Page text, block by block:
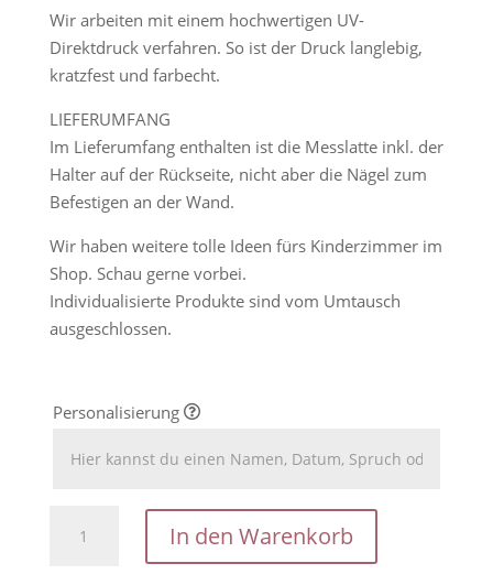
Wir arbeiten mit einem hochwertigen UV-
Direktdruck verfahren. So ist der Druck langlebig,
kratzfest und farbecht.
LIEFERUMFANG
Im Lieferumfang enthalten ist die Messlatte inkl. der
Halter auf der Rückseite, nicht aber die Nägel zum
Befestigen an der Wand.
Wir haben weitere tolle Ideen fürs Kinderzimmer im
Shop. Schau gerne vorbei.
Individualisierte Produkte sind vom Umtausch
ausgeschlossen.
Personalisierung
Messleiste
In den Warenkorb